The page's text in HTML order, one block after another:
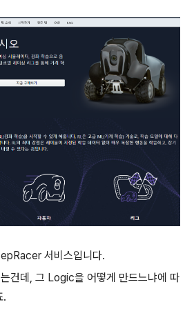
서비스입니다.
건데, 그 Logic을 어떻게 만드느냐에 따
.